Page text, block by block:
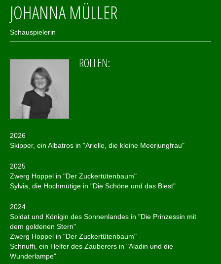
JOHANNA MÜLLER
Schauspielerin
ROLLEN:
2026
Skipper, ein Albatros in "Arielle, die kleine Meerjungfrau"
2025
Zwerg Hoppel in "Der Zuckertütenbaum"
Sylvia, die Hochmütige in "Die Schöne und das Biest"
2024
Soldat und Königin des Sonnenlandes in "Die Prinzessin mit
dem goldenen Stern"
Zwerg Hoppel in "Der Zuckertütenbaum"
Schnuffi, ein Helfer des Zauberers in "Aladin und die
Wunderlampe"